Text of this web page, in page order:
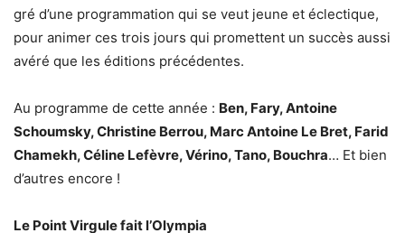
gré d’une programmation qui se veut jeune et éclectique,
pour animer ces trois jours qui promettent un succès aussi
avéré que les éditions précédentes.
Au programme de cette année : Ben, Fary, Antoine
Schoumsky, Christine Berrou, Marc Antoine Le Bret, Farid
Chamekh, Céline Lefèvre, Vérino, Tano, Bouchra… Et bien
d’autres encore !
Le Point Virgule fait l’Olympia